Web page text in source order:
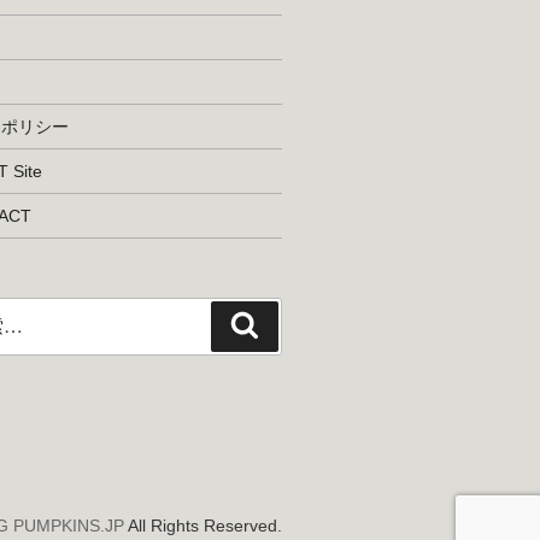
リシー
Site
索
PUMPKINS.JPAll Rights Reserved.